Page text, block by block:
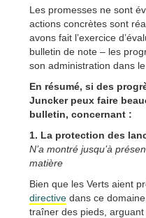
Les promesses ne sont
actions concrètes sont
avons fait l’exercice
bulletin de note – les
son administration dans
En résumé, si des
Juncker peux faire
bulletin, concernant :
1. La protection des
N’a montré jusqu’à
matière
Bien que les Verts aient
directive dans ce
traîner des pieds,